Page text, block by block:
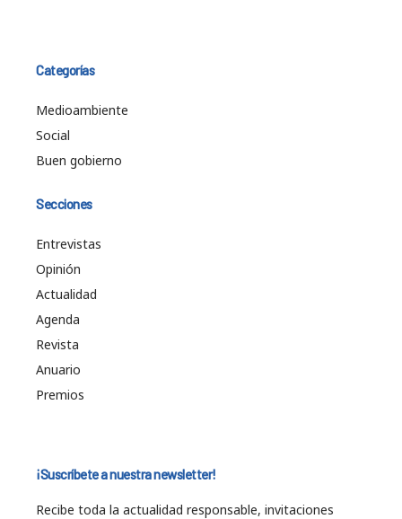
Categorías
Medioambiente
Social
Buen gobierno
Secciones
Entrevistas
Opinión
Actualidad
Agenda
Revista
Anuario
Premios
¡Suscríbete a nuestra newsletter!
Recibe toda la actualidad responsable, invitaciones